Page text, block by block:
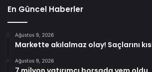
En Güncel Haberler
Ağustos 9, 2026
Markette akılalmaz olay! Saçlarını
Ağustos 9, 2026